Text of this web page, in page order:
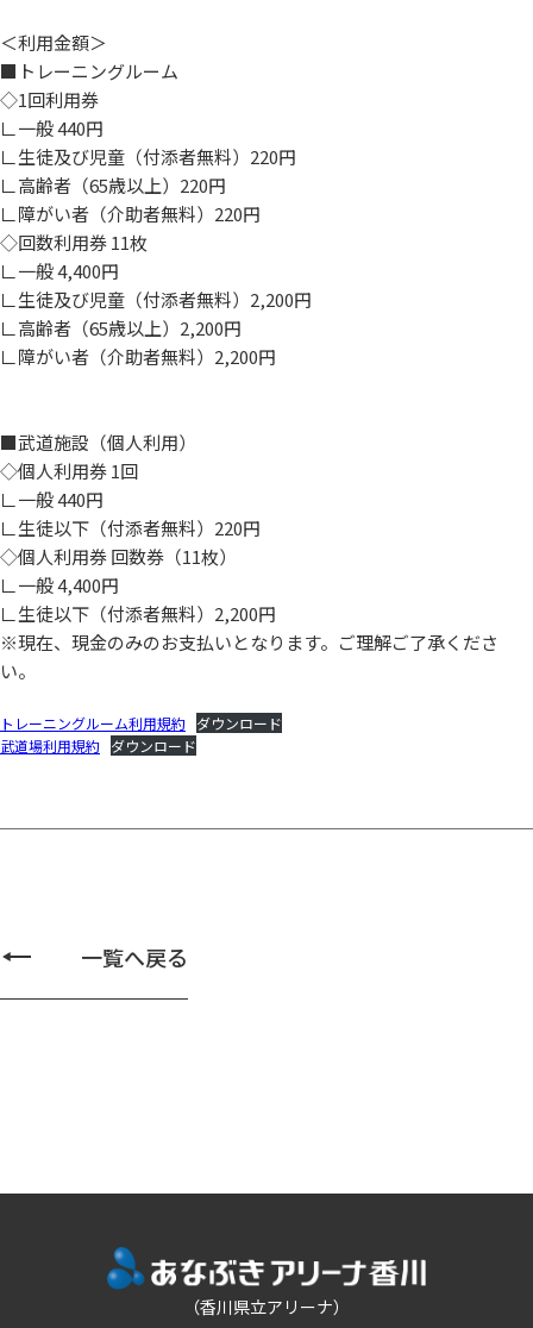
＜利用金額＞
■トレーニングルーム
◇1回利用券
∟一般 440円
∟生徒及び児童（付添者無料）220円
∟高齢者（65歳以上）220円
∟障がい者（介助者無料）220円
◇回数利用券 11枚
∟一般 4,400円
∟生徒及び児童（付添者無料）2,200円
∟高齢者（65歳以上）2,200円
∟障がい者（介助者無料）2,200円
■武道施設（個人利用）
◇個人利用券 1回
∟一般 440円
∟生徒以下（付添者無料）220円
◇個人利用券 回数券（11枚）
∟一般 4,400円
∟生徒以下（付添者無料）2,200円
※現在、現金のみのお支払いとなります。ご理解ご了承くださ
い。
トレーニングルーム利用規約 ダウンロード
武道場利用規約 ダウンロード
一覧へ戻る
（香川県立アリーナ）